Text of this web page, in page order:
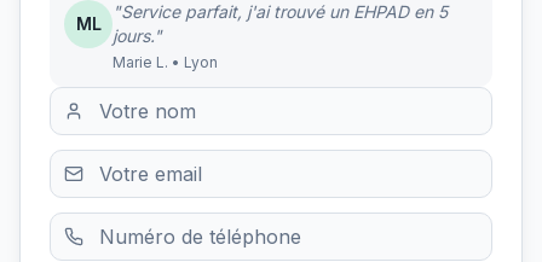
ML
"Service parfait, j'ai trouvé un EHPAD en 5
jours."
Marie L. • Lyon